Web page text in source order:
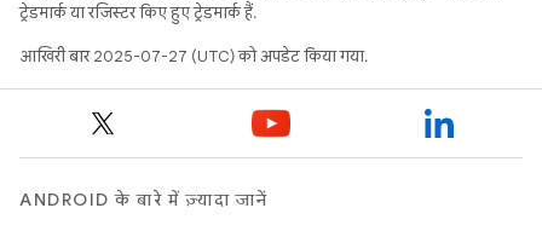
ट्रेडमार्क या रजिस्टर किए हुए ट्रेडमार्क हैं.
आखिरी बार 2025-07-27 (UTC) को अपडेट किया गया.
ANDROID के बारे में ज़्यादा जानें